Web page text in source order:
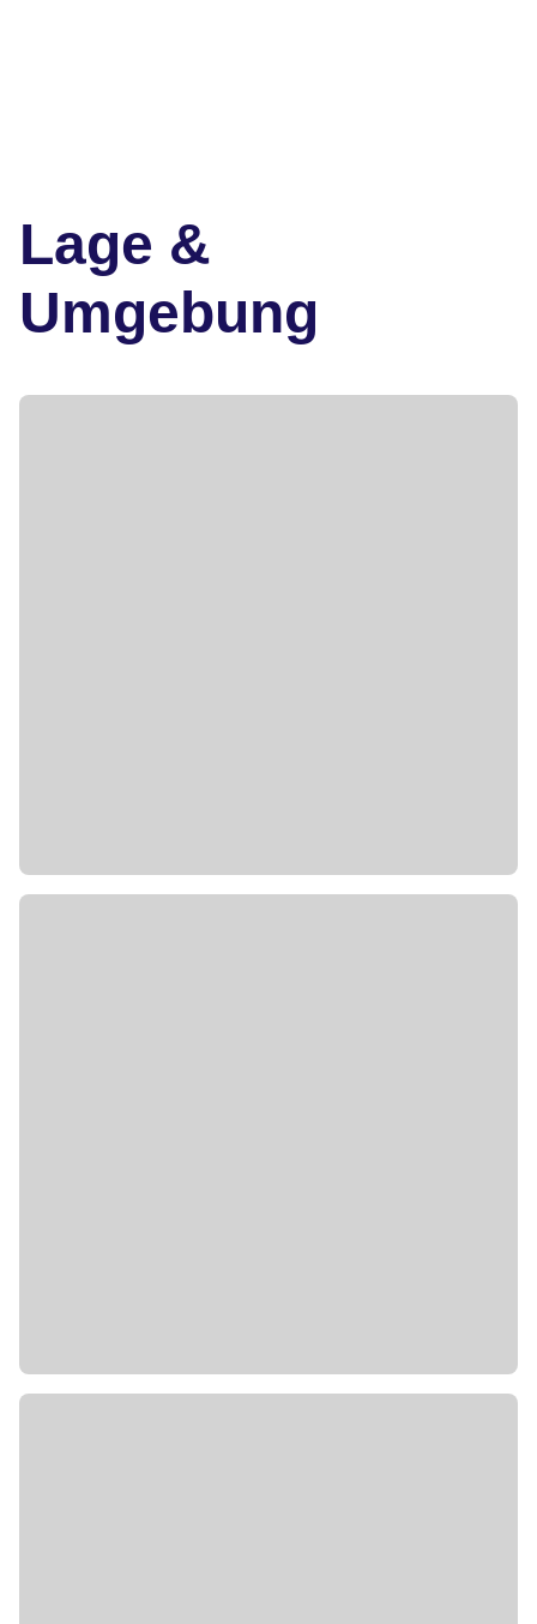
Lage &
Umgebung